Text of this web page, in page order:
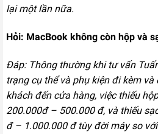
lại một lần nữa.
Hỏi: MacBook không còn hộp và
Đáp: Thông thường khi tư vấn
trạng cụ thể và phụ kiện đi kèm
khách đến cửa hàng, việc thiếu
200.000đ – 500.000 đ, và thiếu
đ – 1.000.000 đ tùy đời máy so